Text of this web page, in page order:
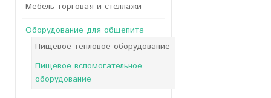
Мебель торговая и стеллажи
Оборудование для общепита
Пищевое тепловое оборудование
Пищевое вспомогательное
оборудование